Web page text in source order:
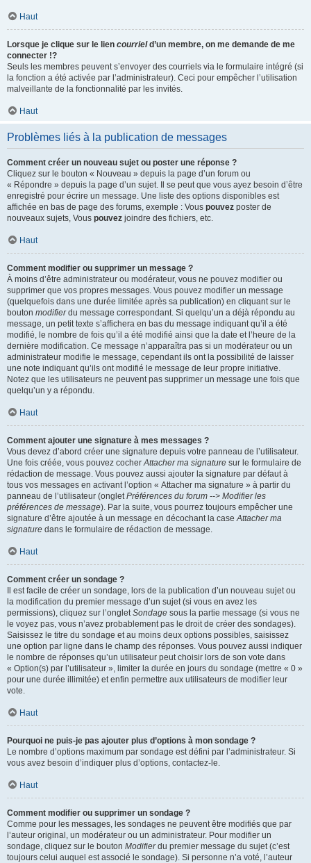
Haut
Lorsque je clique sur le lien courrield’un membre, on me demande de me
connecter !?
Seuls les membres peuvent s’envoyer des courriels via le formulaire intégré (si
la fonction a été activée par l’administrateur). Ceci pour empêcher l’utilisation
malveillante de la fonctionnalité par les invités.
Haut
Problèmes liés à la publication de messages
Comment créer un nouveau sujet ou poster une réponse ?
Cliquez sur le bouton « Nouveau » depuis la page d’un forum ou
« Répondre » depuis la page d’un sujet. Il se peut que vous ayez besoin d’être
enregistré pour écrire un message. Une liste des options disponibles est
affichée en bas de page des forums, exemple : Vous pouvez poster de
nouveaux sujets, Vous pouvez joindre des fichiers, etc.
Haut
Comment modifier ou supprimer un message ?
À moins d’être administrateur ou modérateur, vous ne pouvez modifier ou
supprimer que vos propres messages. Vous pouvez modifier un message
(quelquefois dans une durée limitée après sa publication) en cliquant sur le
bouton modifierdu message correspondant. Si quelqu’un a déjà répondu au
message, un petit texte s’affichera en bas du message indiquant qu’il a été
modifié, le nombre de fois qu’il a été modifié ainsi que la date et l’heure de la
dernière modification. Ce message n’apparaîtra pas si un modérateur ou un
administrateur modifie le message, cependant ils ont la possibilité de laisser
une note indiquant qu’ils ont modifié le message de leur propre initiative.
Notez que les utilisateurs ne peuvent pas supprimer un message une fois que
quelqu’un y a répondu.
Haut
Comment ajouter une signature à mes messages ?
Vous devez d’abord créer une signature depuis votre panneau de l’utilisateur.
Une fois créée, vous pouvez cocherAttacher ma signature sur le formulaire de
rédaction de message. Vous pouvez aussi ajouter la signature par défaut à
tous vos messages en activant l’option « Attacher ma signature » à partir du
panneau de l’utilisateur (ongletPréférences du forum --> Modifier les
préférences de message). Par la suite, vous pourrez toujours empêcher une
signature d’être ajoutée à un message en décochant la caseAttacher ma
signature dans le formulaire de rédaction de message.
Haut
Comment créer un sondage ?
Il est facile de créer un sondage, lors de la publication d’un nouveau sujet ou
la modification du premier message d’un sujet (si vous en avez les
permissions), cliquez sur l’ongletSondage sous la partie message (si vous ne
le voyez pas, vous n’avez probablement pas le droit de créer des sondages).
Saisissez le titre du sondage et au moins deux options possibles, saisissez
une option par ligne dans le champ des réponses. Vous pouvez aussi indiquer
le nombre de réponses qu’un utilisateur peut choisir lors de son vote dans
« Option(s) par l’utilisateur », limiter la durée en jours du sondage (mettre « 0 »
pour une durée illimitée) et enfin permettre aux utilisateurs de modifier leur
vote.
Haut
Pourquoi ne puis-je pas ajouter plus d’options à mon sondage ?
Le nombre d’options maximum par sondage est défini par l’administrateur. Si
vous avez besoin d’indiquer plus d’options, contactez-le.
Haut
Comment modifier ou supprimer un sondage ?
Comme pour les messages, les sondages ne peuvent être modifiés que par
l’auteur original, un modérateur ou un administrateur. Pour modifier un
sondage, cliquez sur le bouton Modifierdu premier message du sujet (c’est
toujours celui auquel est associé le sondage). Si personne n’a voté, l’auteur